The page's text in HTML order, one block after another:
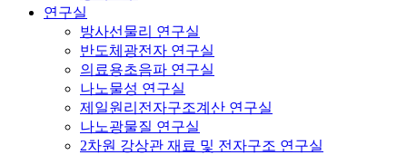
연구실
방사선물리 연구실
반도체광전자 연구실
의료용초음파 연구실
나노물성 연구실
제일원리전자구조계산 연구실
나노광물질 연구실
2차원 강상관 재료 및 전자구조 연구실